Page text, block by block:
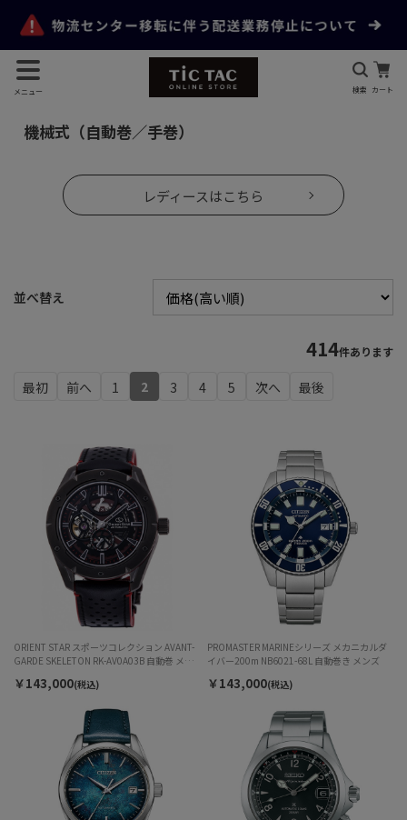
メニュー 検索 カート
機械式（自動巻／手巻）
レディースはこちら
並べ替え
414件あります
1 2 3 4 5
ORIENT STAR スポーツコレクション AVANT-
GARDE SKELETON RK-AV0A03B 自動巻 メン
￥143,000(税込)
PROMASTER MARINEシリーズ メカニカルダ
イバー200m NB6021-68L 自動巻き メンズ
￥143,000(税込)